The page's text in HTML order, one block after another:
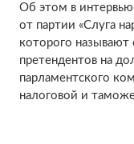
Об этом в интервью
от партии «Слуга
которого
претендентов на
парламентского
налоговой и